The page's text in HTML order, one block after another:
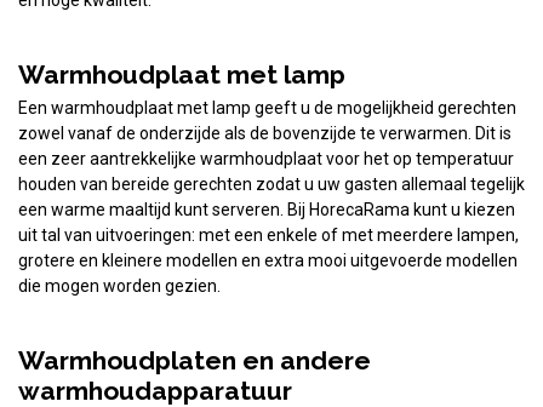
Warmhoudplaat met lamp
Een warmhoudplaat met lamp geeft u de mogelijkheid gerechten
zowel vanaf de onderzijde als de bovenzijde te verwarmen. Dit is
een zeer aantrekkelijke warmhoudplaat voor het op temperatuur
houden van bereide gerechten zodat u uw gasten allemaal tegelijk
een warme maaltijd kunt serveren. Bij HorecaRama kunt u kiezen
uit tal van uitvoeringen: met een enkele of met meerdere lampen,
grotere en kleinere modellen en extra mooi uitgevoerde modellen
die mogen worden gezien.
Warmhoudplaten en andere
warmhoudapparatuur